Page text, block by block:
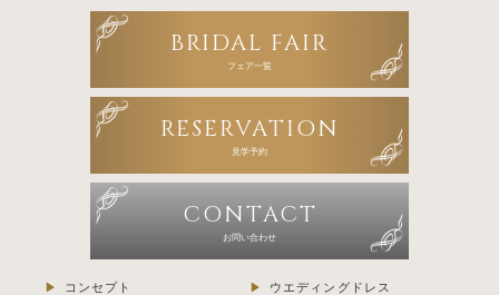
BRIDAL FAIR
フェア一覧
RESERVATION
見学予約
CONTACT
お問い合わせ
コンセプト ウエディングドレス